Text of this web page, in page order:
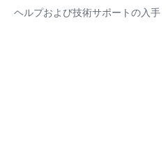
ヘルプおよび技術サポートの入手